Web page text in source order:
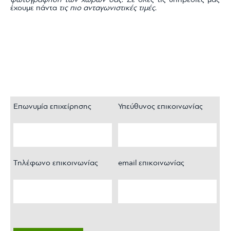
έχουμε πάντα τις πιο ανταγωνιστικές τιμές.
Επωνυμία επιχείρησης Υπεύθυνος επικοινωνίας
Τηλέφωνο επικοινωνίας email επικοινωνίας